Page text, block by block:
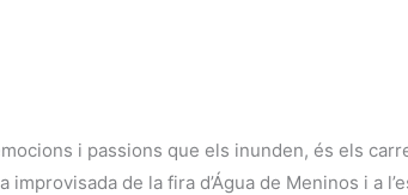
i passions que els inunden, és els
de la fira d’Água de Meninos i a